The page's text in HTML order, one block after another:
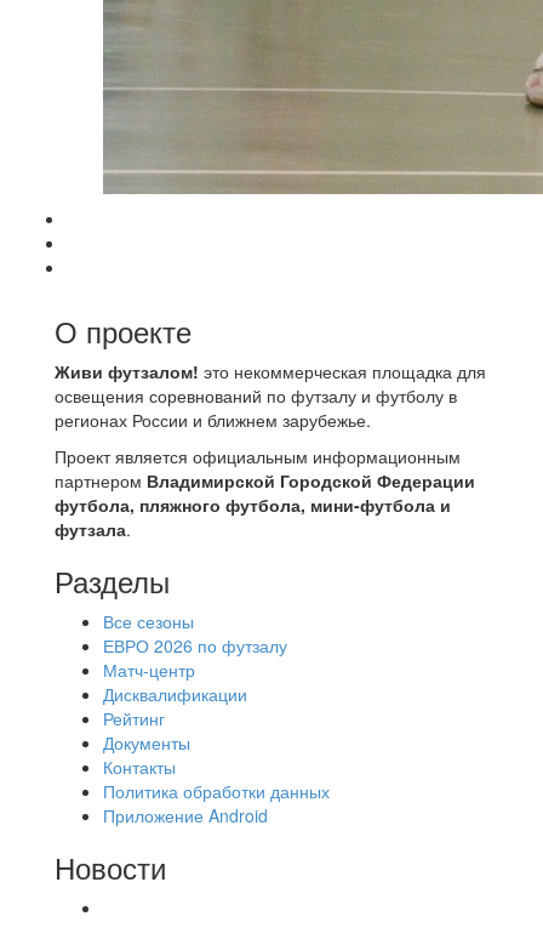
О проекте
Живи футзалом! это некоммерческая площадка для
освещения соревнований по футзалу и футболу в
регионах России и ближнем зарубежье.
Проект является официальным информационным
партнером Владимирской Городской Федерации
футбола, пляжного футбола, мини-футбола и
футзала.
Разделы
Все сезоны
ЕВРО 2026 по футзалу
Матч-центр
Дисквалификации
Рейтинг
Документы
Контакты
Политика обработки данных
Приложение Android
Новости